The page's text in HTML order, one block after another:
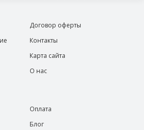
Договор оферты
Контакты
Карта сайта
О нас
Оплата
Блог